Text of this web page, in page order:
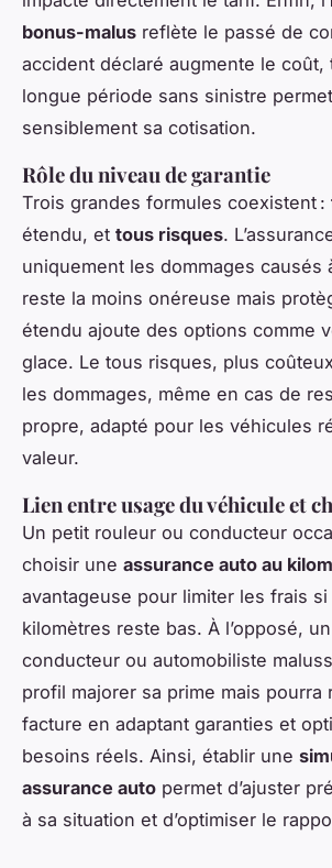
bonus-malus reflète le passé de
accident déclaré augmente le coût,
longue période sans sinistre
sensiblement sa cotisation.
Rôle du niveau de garantie
Trois grandes formules coexistent :
étendu, et tous risques.
uniquement les dommages causés
reste la moins onéreuse mais
étendu ajoute des options comme
glace. Le tous risques, plus
les dommages, même en cas de
propre, adapté pour les véhicules
valeur.
Lien entre usage du véhicule et
Un petit rouleur ou conducteur
choisir une assurance auto au
avantageuse pour limiter les frais
kilomètres reste bas. À l’opposé,
conducteur ou automobiliste
profil majorer sa prime mais pourra
facture en adaptant garanties et
besoins réels. Ainsi, établir une
assurance auto permet d’ajuster
à sa situation et d’optimiser le